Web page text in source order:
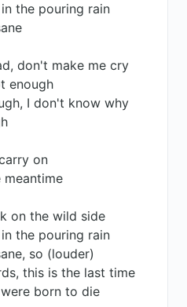
the pouring rain
don't make me cry
enough
I don't know why
on
on the wild side
the pouring rain
so (louder)
this is the last time
born to die